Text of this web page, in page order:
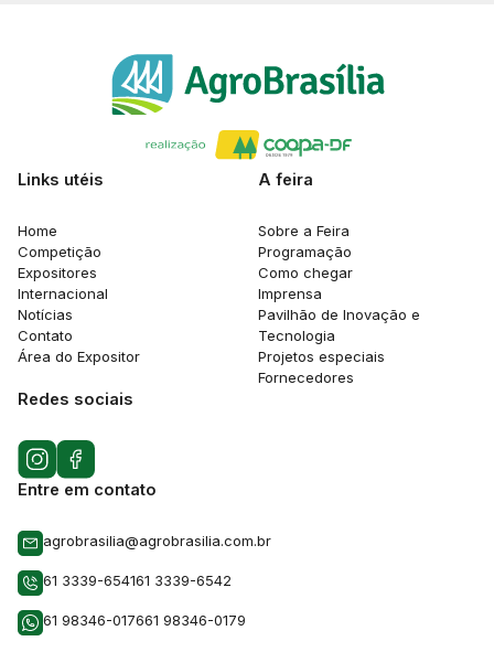
Links utéis
Home
Competição
Expositores
Internacional
Notícias
Contato
Área do Expositor
A feira
Sobre a Feira
Programação
Como chegar
Imprensa
Pavilhão de Inovação e
Tecnologia
Projetos especiais
Fornecedores
Redes sociais
Entre em contato
agrobrasilia@agrobrasilia.com.br
61 3339-654161 3339-6542
61 98346-017661 98346-0179